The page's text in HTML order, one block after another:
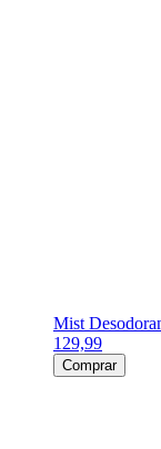
Mist
129,99
Comprar